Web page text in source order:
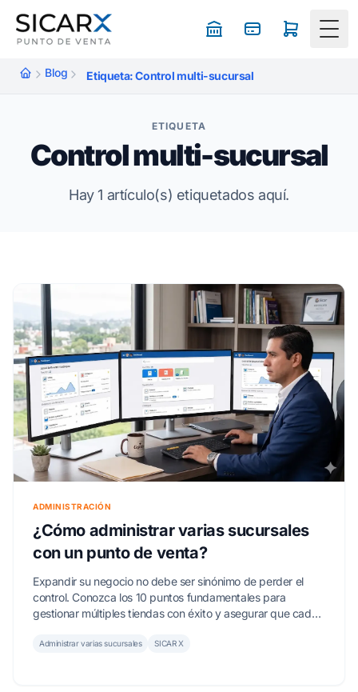
Blog Etiqueta: Control multi-sucursal
ETIQUETA
Control multi-sucursal
Hay 1 artículo(s) etiquetados aquí.
ADMINISTRACIÓN
¿Cómo administrar varias sucursales
con un punto de venta?
Expandir su negocio no debe ser sinónimo de perder el
control. Conozca los 10 puntos fundamentales para
gestionar múltiples tiendas con éxito y asegurar que cada
Administrar varias sucursales SICAR X